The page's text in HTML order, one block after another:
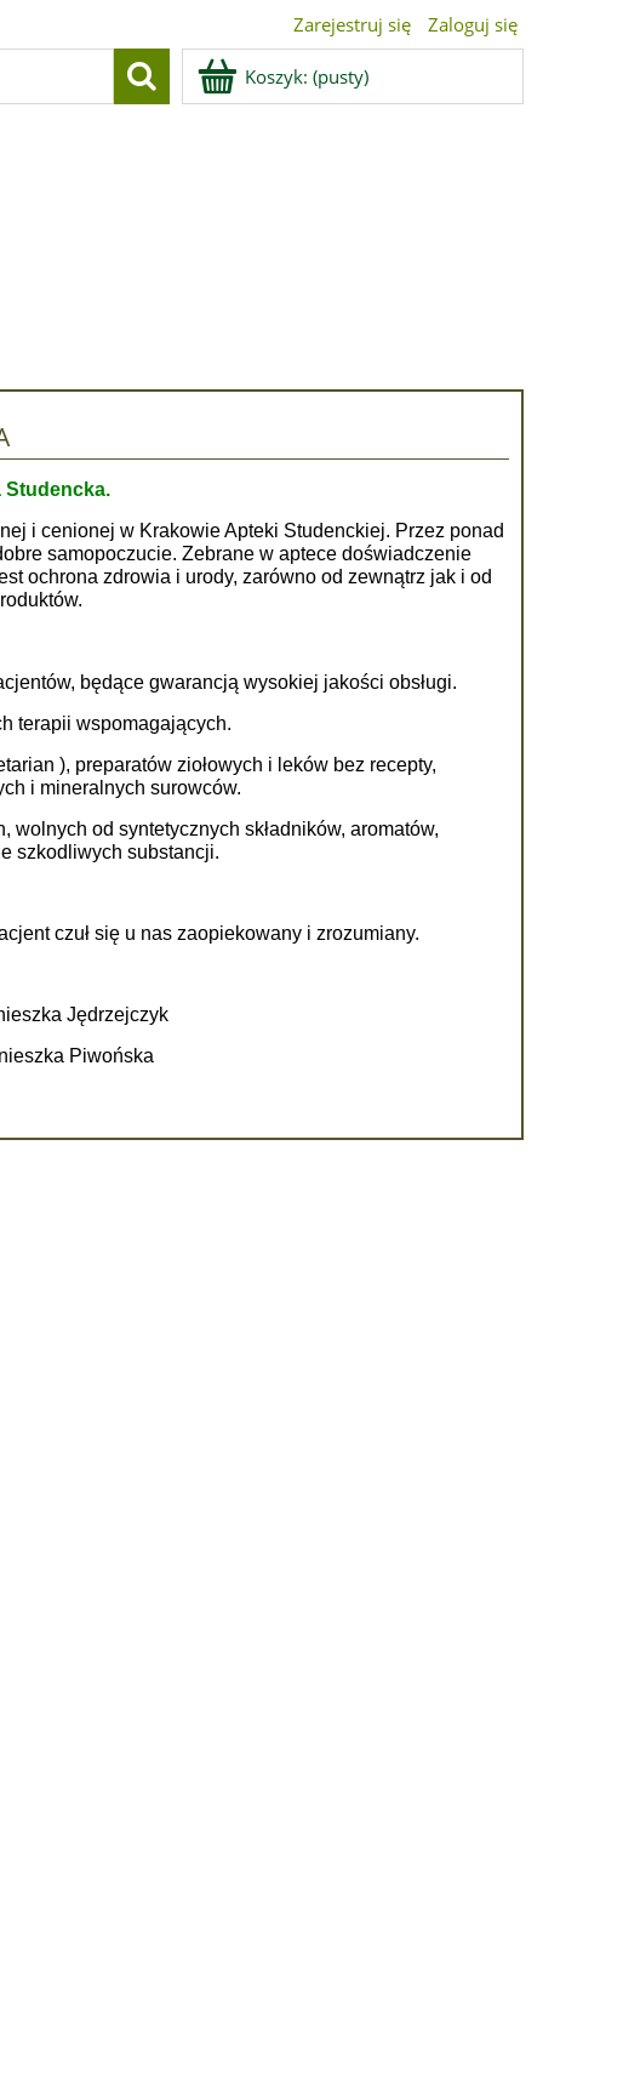
Zarejestruj się Zaloguj się
Koszyk: (pusty)
Studencka.
i cenionej w Krakowie Apteki Studenckiej. Przez ponad
samopoczucie. Zebrane w aptece doświadczenie
ochrona zdrowia i urody, zarówno od zewnątrz jak i od
będące gwarancją wysokiej jakości obsługi.
terapii wspomagających.
), preparatów ziołowych i leków bez recepty,
i mineralnych surowców.
wolnych od syntetycznych składników, aromatów,
szkodliwych substancji.
czuł się u nas zaopiekowany i zrozumiany.